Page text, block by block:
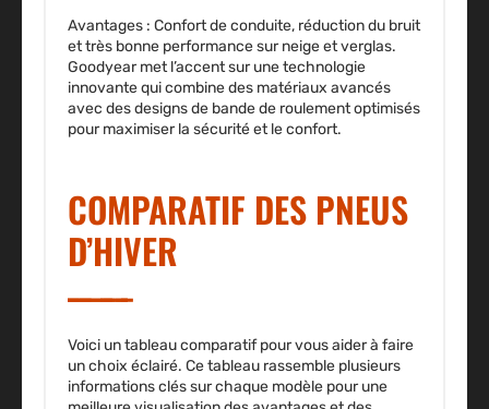
Avantages : Confort de conduite, réduction du bruit
et très bonne performance sur neige et verglas.
Goodyear met l’accent sur une technologie
innovante qui combine des matériaux avancés
avec des designs de bande de roulement optimisés
pour maximiser la sécurité et le confort.
COMPARATIF DES PNEUS
D’HIVER
Voici un tableau comparatif pour vous aider à faire
un choix éclairé. Ce tableau rassemble plusieurs
informations clés sur chaque modèle pour une